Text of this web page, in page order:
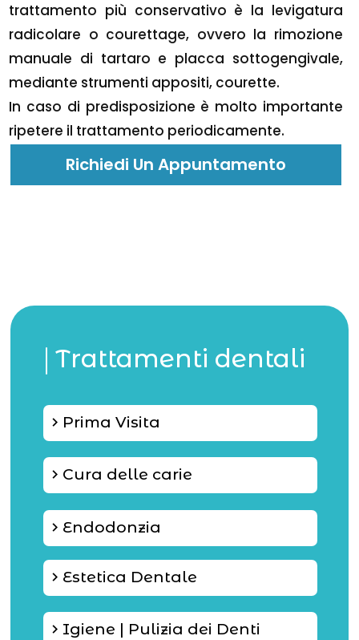
trattamento più conservativo è la levigatura
radicolare o courettage, ovvero la rimozione
manuale di tartaro e placca sottogengivale,
mediante strumenti appositi, courette.
In caso di predisposizione è molto importante
ripetere il trattamento periodicamente.
Richiedi Un Appuntamento
keyboard_arrow_right Prima Visita
keyboard_arrow_right Cura delle carie
keyboard_arrow_right Endodonzia
keyboard_arrow_right Estetica Dentale
keyboard_arrow_right Igiene | Pulizia dei Denti
Trattamenti dentali